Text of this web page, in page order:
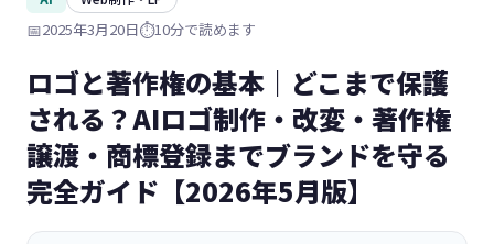
📅2025年3月20日⏱️10分で読めます
ロゴと著作権の基本｜どこまで保護
される？AIロゴ制作・改変・著作権
譲渡・商標登録までブランドを守る
完全ガイド【2026年5月版】